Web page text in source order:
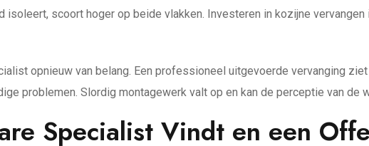
isoleert, scoort hoger op beide vlakken. Investeren in kozijne
opnieuw van belang. Een professioneel uitgevoerde vervanging
problemen. Slordig montagewerk valt op en kan de perceptie van de
Specialist Vindt en een